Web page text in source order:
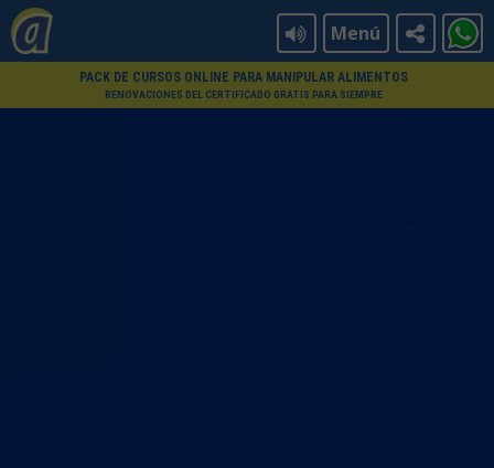
Menú
PACK DE CURSOS ONLINE PARA MANIPULAR ALIMENTOS
RENOVACIONES DEL CERTIFICADO GRATIS PARA SIEMPRE